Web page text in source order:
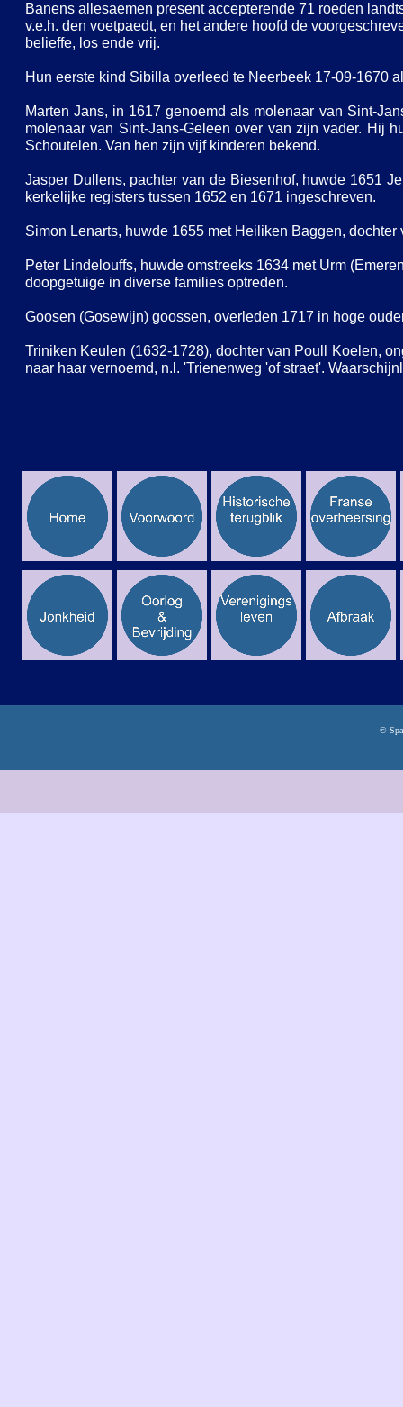
Banens allesaemen present accepterende 71 roeden
v.e.h. den voetpaedt, en het andere hoofd de
belieffe, los ende vrij.
Hun eerste kind Sibilla overleed te Neerbeek 17-09-1670
Marten Jans, in 1617 genoemd als molenaar van Sint-
molenaar van Sint-Jans-Geleen over van zijn vader. Hij
Schoutelen. Van hen zijn vijf kinderen bekend.
Jasper Dullens, pachter van de Biesenhof, huwde 1651
kerkelijke registers tussen 1652 en 1671 ingeschreven.
Simon Lenarts, huwde 1655 met Heiliken Baggen,
Peter Lindelouffs, huwde omstreeks 1634 met Urm
doopgetuige in diverse families optreden.
Goosen (Gosewijn) goossen, overleden 1717 in hoge
Triniken Keulen (1632-1728), dochter van Poull Koelen,
naar haar vernoemd, n.l. 'Trienenweg 'of straet'.
©